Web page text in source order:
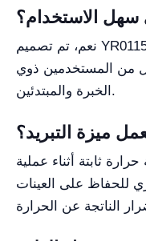
سهل الاستخدام؟
نعم، تم تصميم YR0115-1 بواجهة بديهية تسهل التشغيل،
من المستخدمين ذوي
الخبرة والمبتدئين.
ميزة التبريد؟
ثابتة أثناء عملية
للحفاظ على العينات